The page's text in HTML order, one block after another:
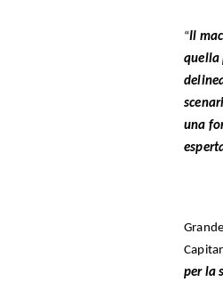
“Il
quella
una
per la